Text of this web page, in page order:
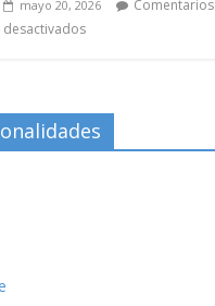
mayo 20, 2026
Comentarios
desactivados